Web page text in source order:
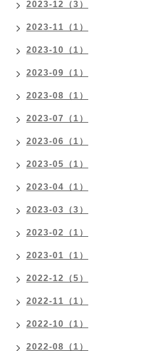
2023-12（3）
2023-11（1）
2023-10（1）
2023-09（1）
2023-08（1）
2023-07（1）
2023-06（1）
2023-05（1）
2023-04（1）
2023-03（3）
2023-02（1）
2023-01（1）
2022-12（5）
2022-11（1）
2022-10（1）
2022-08（1）